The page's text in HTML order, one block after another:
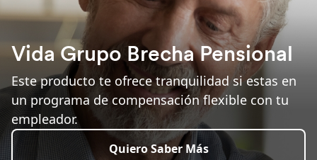
Vida Grupo Brecha Pensional
Este producto te ofrece tranquilidad si estas en
un programa de compensación flexible con tu
empleador.
Quiero Saber Más